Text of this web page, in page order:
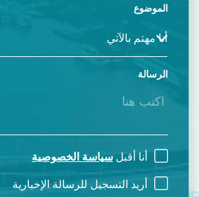
الموضوع
الرسالة
أنا أقبل سياسة الخصوصية
أريد التسجيل للرسالة الإخبارية